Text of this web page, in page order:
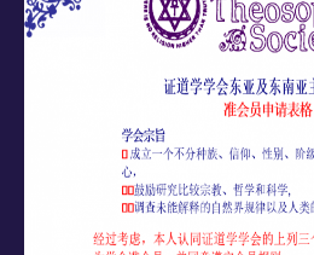
视频资源
最新活动
联系我们